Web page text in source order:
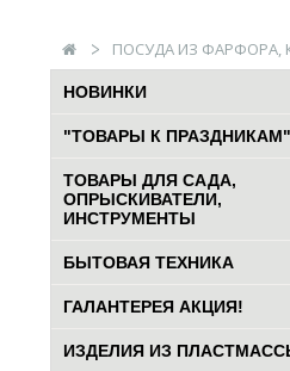
ПОСУДА ИЗ ФАРФОРА,
НОВИНКИ
"ТОВАРЫ К ПРАЗДНИКАМ"
ТОВАРЫ ДЛЯ САДА,
ОПРЫСКИВАТЕЛИ,
ИНСТРУМЕНТЫ
БЫТОВАЯ ТЕХНИКА
ГАЛАНТЕРЕЯ АКЦИЯ!
ИЗДЕЛИЯ ИЗ